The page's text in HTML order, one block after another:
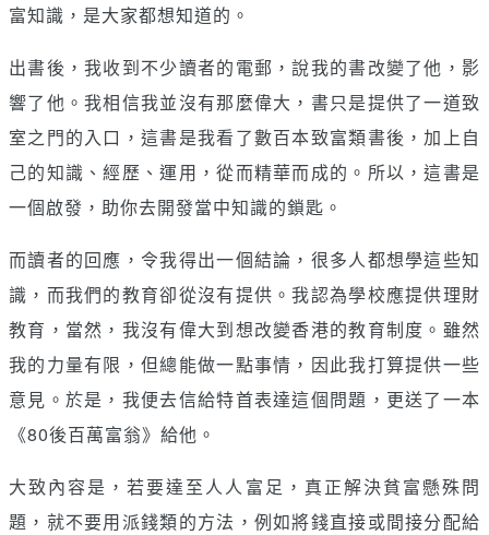
富知識，是大家都想知道的。
出書後，我收到不少讀者的電郵，說我的書改變了他，影
響了他。我相信我並沒有那麼偉大，書只是提供了一道致
室之門的入口，這書是我看了數百本致富類書後，加上自
己的知識、經歷、運用，從而精華而成的。所以，這書是
一個啟發，助你去開發當中知識的鎖匙。
而讀者的回應，令我得出一個結論，很多人都想學這些知
識，而我們的教育卻從沒有提供。我認為學校應提供理財
教育，當然，我沒有偉大到想改變香港的教育制度。雖然
我的力量有限，但總能做一點事情，因此我打算提供一些
意見。於是，我便去信給特首表達這個問題，更送了一本
《80後百萬富翁》給他。
大致內容是，若要達至人人富足，真正解決貧富懸殊問
題，就不要用派錢類的方法，例如將錢直接或間接分配給